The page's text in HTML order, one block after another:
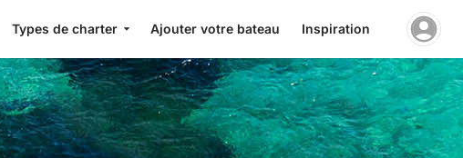
Types de charter Ajouter votre bateau Inspiration